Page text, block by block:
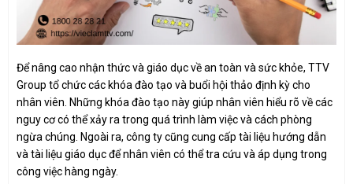
Để nâng cao nhận thức và giáo dục về an toàn và sức khỏe, TTV
Group tổ chức các khóa đào tạo và buổi hội thảo định kỳ cho
nhân viên. Những khóa đào tạo này giúp nhân viên hiểu rõ về các
nguy cơ có thể xảy ra trong quá trình làm việc và cách phòng
ngừa chúng. Ngoài ra, công ty cũng cung cấp tài liệu hướng dẫn
và tài liệu giáo dục để nhân viên có thể tra cứu và áp dụng trong
công việc hàng ngày.